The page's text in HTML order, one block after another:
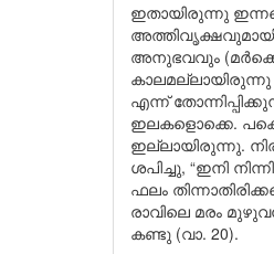
ഇതായിരുന്നു
അത്തിവൃക്ഷവുമായി
അനുഭവവും
കാലമല്ലായിരുന്നു
എന്ന്
ഇലകളൊക്കെ.
ഇല്ലായിരുന്നു.
ശപിച്ചു, “ഇനി
ഫലം
രാവിലെ മരം
കണ്ടു (വാ. 20).